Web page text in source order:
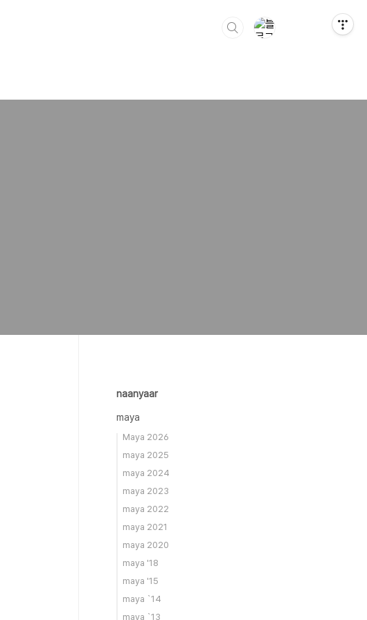
naanyaar
maya
Maya 2026
maya 2025
maya 2024
maya 2023
maya 2022
maya 2021
maya 2020
maya '18
maya '15
maya `14
maya `13